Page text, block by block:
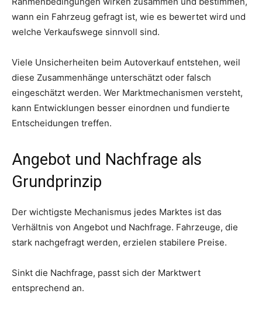
wann ein Fahrzeug gefragt ist, wie es bewertet wird und
welche Verkaufswege sinnvoll sind.
Viele Unsicherheiten beim Autoverkauf entstehen, weil
diese Zusammenhänge unterschätzt oder falsch
eingeschätzt werden. Wer Marktmechanismen versteht,
kann Entwicklungen besser einordnen und fundierte
Entscheidungen treffen.
Angebot und Nachfrage als
Grundprinzip
Der wichtigste Mechanismus jedes Marktes ist das
Verhältnis von Angebot und Nachfrage. Fahrzeuge, die
stark nachgefragt werden, erzielen stabilere Preise.
Sinkt die Nachfrage, passt sich der Marktwert
entsprechend an.